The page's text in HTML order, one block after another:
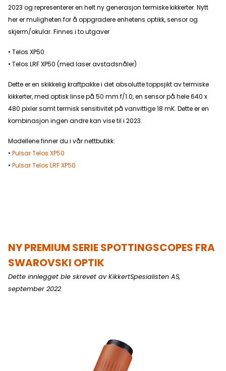
2023 og representerer en helt ny generasjon termiske kikkerter. Nytt
her er muligheten for å oppgradere enhetens optikk, sensor og
skjerm/okular. Finnes i to utgaver
• Telos XP50
• Telos LRF XP50 (med laser avstadsnåler)
Dette er en skikkelig kraftpakke i det absolutte toppsjikt av termiske
kikkerter, med optisk linse på 50 mm f/1.0, en sensor på hele 640 x
480 pixler samt termisk sensitivitet på vanvittige 18 mK. Dette er en
kombinasjon ingen andre kan vise til i 2023.
Modellene finner du i vår nettbutikk:
• Pulsar Telos XP50
• Pulsar Telos LRF XP50
NYPREMIUM SERIE SPOTTINGSCOPES FRA
SWAROVSKI OPTIK
Dette innlegget ble skrevet av KikkertSpesialisten AS,
september 2022